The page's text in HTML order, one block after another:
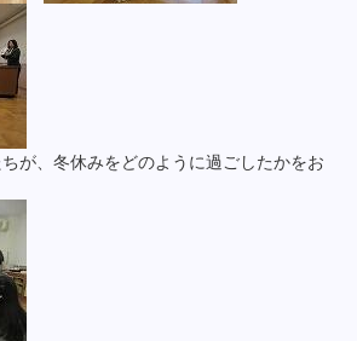
が、冬休みをどのように過ごしたかをお